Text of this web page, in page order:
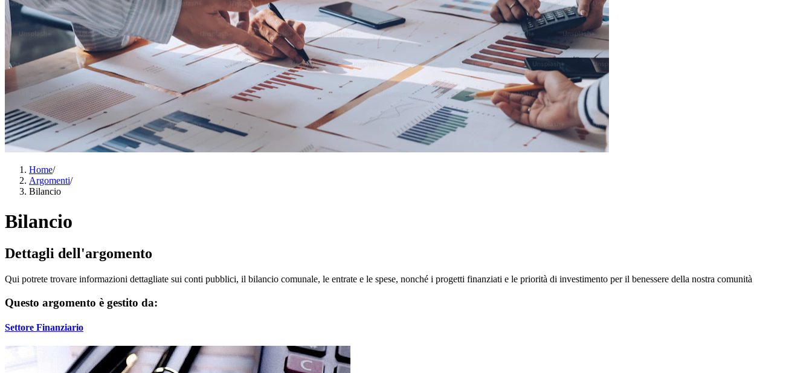
Home/
Argomenti/
Bilancio
Bilancio
Dettagli dell'argomento
Qui potrete trovare informazioni dettagliate sui conti pubblici, il bilancio comunale, le entrate e le spese, nonché i progetti finanziati e le priorità di investimento per il benessere della nostra comunità
Questo argomento è gestito da:
Settore Finanziario